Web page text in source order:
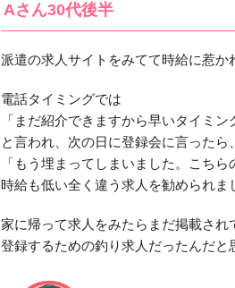
Aさん30代後半
派遣の求人サイトをみてて時給に惹か
電話タイミングでは
「まだ紹介できますから早いタイミン
と言われ、次の日に登録会に言ったら、
「もう埋まってしまいました。こち
時給も低い全く違う求人を勧められま
家に帰って求人をみたらまだ掲載され
登録するための釣り求人だったんだと